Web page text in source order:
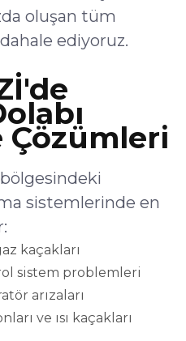
oluşan tüm
ediyoruz.
Çözümleri
sistemlerinde en
kaçakları
sistem problemleri
arızaları
ve ısı kaçakları